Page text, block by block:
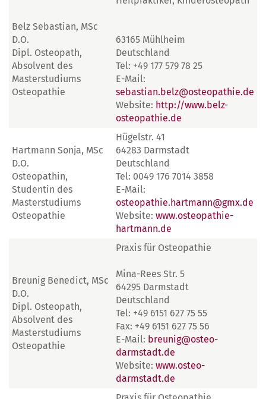
Belz Sebastian, MSc
D.O.
Dipl. Osteopath,
Absolvent des
Masterstudiums
Osteopathie
63165 Mühlheim
Deutschland
Tel: +49 177 579 78 25
E-Mail:
sebastian.belz@osteopathie.de
Website: http://www.belz-
osteopathie.de
Hartmann Sonja, MSc
D.O.
Osteopathin,
Studentin des
Masterstudiums
Osteopathie
Hügelstr. 41
64283 Darmstadt
Deutschland
Tel: 0049 176 7014 3858
E-Mail:
osteopathie.hartmann@gmx.de
Website: www.osteopathie-
hartmann.de
Breunig Benedict, MSc
D.O.
Dipl. Osteopath,
Absolvent des
Masterstudiums
Osteopathie
Praxis für Osteopathie
Mina-Rees Str. 5
64295 Darmstadt
Deutschland
Tel: +49 6151 627 75 55
Fax: +49 6151 627 75 56
E-Mail: breunig@osteo-
darmstadt.de
Website: www.osteo-
darmstadt.de